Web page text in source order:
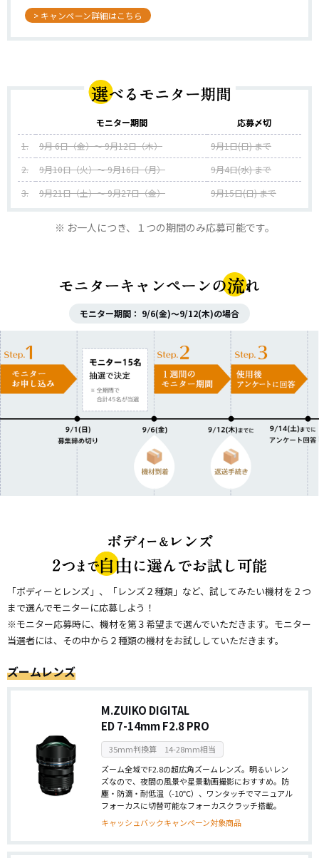
> キャンペーン詳細はこちら
モニター期間
応募〆切
1.
9月 6日（金）～ 9月12日（木）
9月1日(日) まで
2.
9月10日（火）～ 9月16日（月）
9月4日(水) まで
3.
9月21日（土）～ 9月27日（金） 9月15日(日) まで
※ お一人につき、１つの期間のみ応募可能です。
モニター期間： 9/6(金)〜9/12(木)の場合
「ボディーとレンズ」、「レンズ２種類」など、試してみたい機材を ２つ
まで選んでモニターに応募しよう！
※モニター応募時に、機材を第３希望まで選んでいただきます。モニター
当選者には、その中から２種類の機材をお試ししていただきます。
ズームレンズ
M.ZUIKO DIGITAL
ED 7-14mm F2.8 PRO
35mm判換算 14-28mm相当
ズーム全域でF2.8の超広角ズームレンズ。明るいレン
ズなので、夜間の風景や星景動画撮影におすすめ。防
塵・防滴・耐低温（-10℃）、ワンタッチでマニュアル
フォーカスに切替可能なフォーカスクラッチ搭載。
キャッシュバックキャンペーン対象商品